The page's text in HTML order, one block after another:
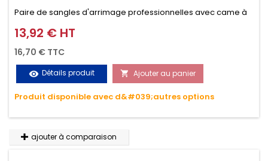
Paire de sangles d'arrimage professionnelles avec came à
griffes (3M ou 5M / 350daN), simple et rapide d'utilisation.
Permet d'arrimer et de sécuriser vos chargements pendant
le transport. Matière polyester très résistante aux UV et aux
variations de températures, n'absorbe pas l'eau.
Prix
13,92 € HT
16,70 € TTC
visibility Détails produit  Ajouter au panier
Produit disponible avec d&#039;autres options
ajouter à comparaison